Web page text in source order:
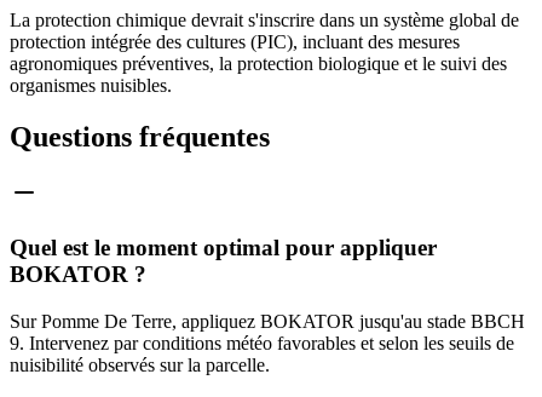
La protection chimique devrait s'inscrire dans un système global de
protection intégrée des cultures (PIC), incluant des mesures
agronomiques préventives, la protection biologique et le suivi des
organismes nuisibles.
Questions fréquentes
Quel est le moment optimal pour appliquer
BOKATOR ?
Sur Pomme De Terre, appliquez BOKATOR jusqu'au stade BBCH
9. Intervenez par conditions météo favorables et selon les seuils de
nuisibilité observés sur la parcelle.